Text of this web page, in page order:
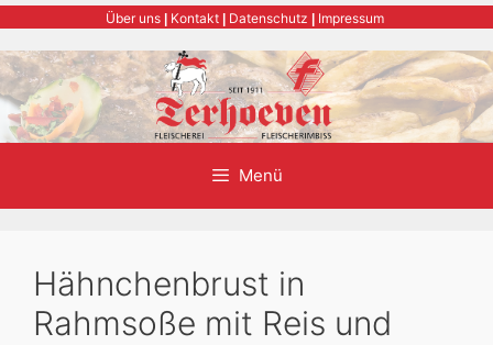
springen
Über uns Kontakt Datenschutz Impressum
Menü
Hähnchenbrust in
Rahmsoße mit Reis und